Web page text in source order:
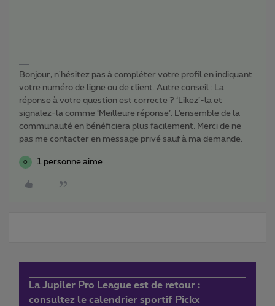
Bonjour, n'hésitez pas à compléter votre profil en indiquant
votre numéro de ligne ou de client. Autre conseil : La
réponse à votre question est correcte ? ‘Likez’-la et
signalez-la comme ‘Meilleure réponse’. L’ensemble de la
communauté en bénéficiera plus facilement. Merci de ne
pas me contacter en message privé sauf à ma demande.
O 1 personne aime
La Jupiler Pro League est de retour :
consultez le calendrier sportif Pickx